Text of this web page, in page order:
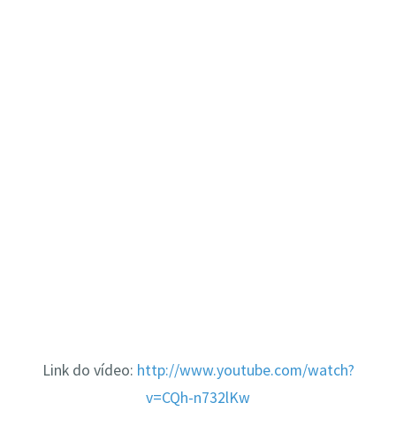
Link do vídeo: http://www.youtube.com/watch?
v=CQh-n732lKw